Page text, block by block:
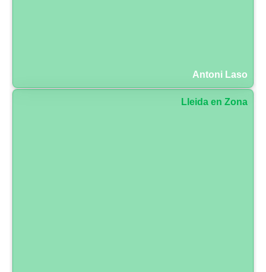
Antoni Laso
Lleida en Zona